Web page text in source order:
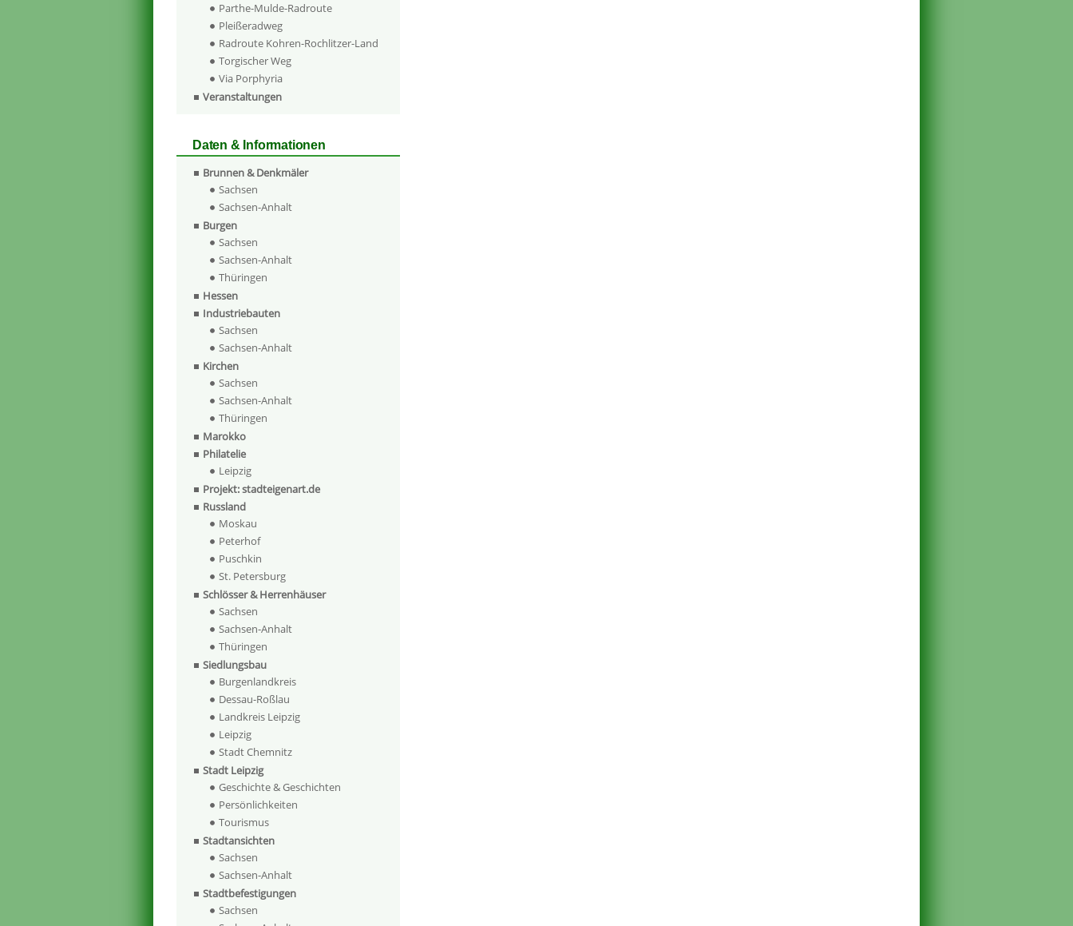
Parthe-Mulde-Radroute
Pleißeradweg
Radroute Kohren-Rochlitzer-Land
Torgischer Weg
Via Porphyria
Veranstaltungen
Daten & Informationen
Brunnen & Denkmäler
Sachsen
Sachsen-Anhalt
Burgen
Sachsen
Sachsen-Anhalt
Thüringen
Hessen
Industriebauten
Sachsen
Sachsen-Anhalt
Kirchen
Sachsen
Sachsen-Anhalt
Thüringen
Marokko
Philatelie
Leipzig
Projekt: stadteigenart.de
Russland
Moskau
Peterhof
Puschkin
St. Petersburg
Schlösser & Herrenhäuser
Sachsen
Sachsen-Anhalt
Thüringen
Siedlungsbau
Burgenlandkreis
Dessau-Roßlau
Landkreis Leipzig
Leipzig
Stadt Chemnitz
Stadt Leipzig
Geschichte & Geschichten
Persönlichkeiten
Tourismus
Stadtansichten
Sachsen
Sachsen-Anhalt
Stadtbefestigungen
Sachsen